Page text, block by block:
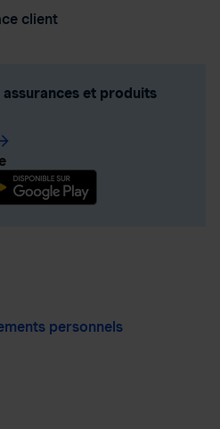
client
et produits
personnels